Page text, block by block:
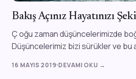
Bakış Açınız Hayatınızı
Ç oğu zaman düşüncelerimizde
Düşüncelerimiz bizi sürükler ve bu
16 MAYIS 2019 DEVAMI OKU →